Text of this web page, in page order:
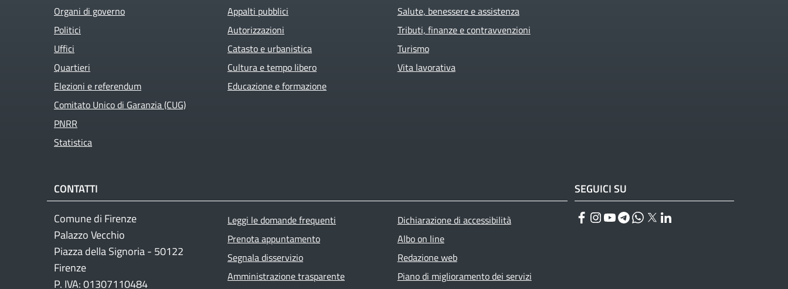
Organi di governo
Politici
Uffici
Quartieri
Elezioni e referendum
Comitato Unico di Garanzia (CUG)
PNRR
Statistica
Appalti pubblici
Autorizzazioni
Catasto e urbanistica
Cultura e tempo libero
Educazione e formazione
Salute, benessere e assistenza
Tributi, finanze e contravvenzioni
Turismo
Vita lavorativa
CONTATTI
Comune di Firenze
Palazzo Vecchio
Piazza della Signoria - 50122
Firenze
P. IVA: 01307110484
Footer menu
Leggi le domande frequenti
Prenota appuntamento
Segnala disservizio
Amministrazione trasparente
Dichiarazione di accessibilità
Albo on line
Redazione web
Piano di miglioramento dei servizi
SEGUICI SU
Facebook
Instagram
YouTube
Telegram
WhatsApp
Twitter